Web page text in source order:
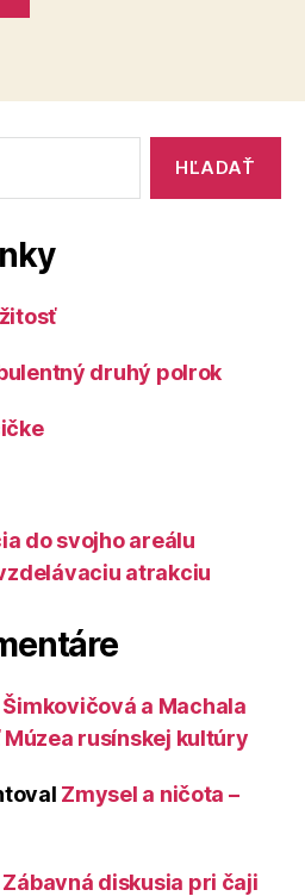
druhý polrok
do svojho areálu
atrakciu
Šimkovičová a Machala
rusínskej kultúry
Zmysel a ničota –
Zábavná diskusia pri čaji